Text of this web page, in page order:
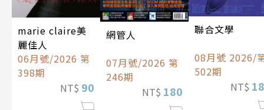
marie claire美
麗佳人
06月號/2026 第
398期
NT$ 90
網管人
07月號/2026 第
246期
NT$ 180
聯合文學
08月號 2026/
502期
NT$